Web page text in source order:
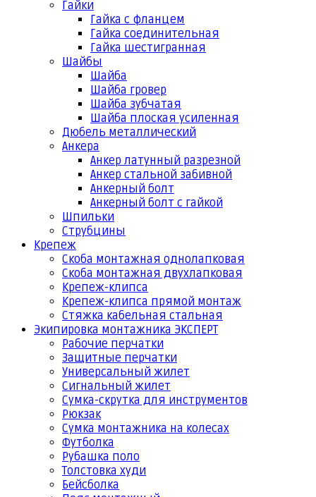
Гайки
Гайка с фланцем
Гайка соединительная
Гайка шестигранная
Шайбы
Шайба
Шайба гровер
Шайба зубчатая
Шайба плоская усиленная
Дюбель металлический
Анкера
Анкер латунный разрезной
Анкер стальной забивной
Анкерный болт
Анкерный болт с гайкой
Шпильки
Струбцины
Крепеж
Скоба монтажная однолапковая
Скоба монтажная двухлапковая
Крепеж-клипса
Крепеж-клипса прямой монтаж
Стяжка кабельная стальная
Экипировка монтажника ЭКСПЕРТ
Рабочие перчатки
Защитные перчатки
Универсальный жилет
Сигнальный жилет
Сумка-скрутка для инструментов
Рюкзак
Сумка монтажника на колесах
Футболка
Рубашка поло
Толстовка худи
Бейсболка